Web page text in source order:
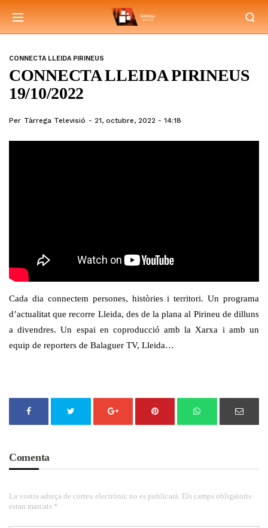
CONNECTA LLEIDA PIRINEUS
CONNECTA LLEIDA PIRINEUS
19/10/2022
Per Tàrrega Televisió 21, octubre, 2022 - 14:18
Cada dia connectem persones, històries i territori. Un programa
d’actualitat que recorre Lleida, des de la plana al Pirineu de dilluns
a divendres. Un espai en coproducció amb la Xarxa i amb un
equip de reporters de Balaguer TV, Lleida…
Comenta
La vostra adreça de correu electrònic no es publicarà. Els camps obligatoris
estan marcats *